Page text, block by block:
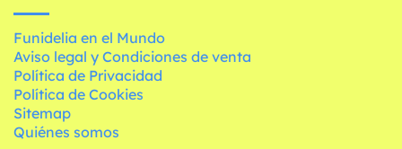
Funidelia en el Mundo
Aviso legal y Condiciones de venta
Política de Privacidad
Política de Cookies
Sitemap
Quiénes somos